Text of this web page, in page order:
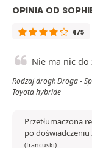
OPINIA OD
4/5
Nie ma nic do
Rodzaj drogi: Droga -
Toyota hybride
Przetłumaczona
po doświadczeniu
(francuski)